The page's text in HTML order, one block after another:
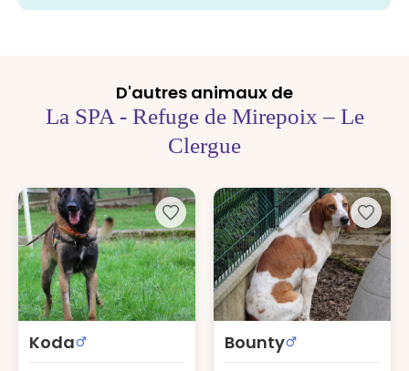
D'autres animaux de
La SPA - Refuge de Mirepoix – Le
Clergue
Koda Bounty